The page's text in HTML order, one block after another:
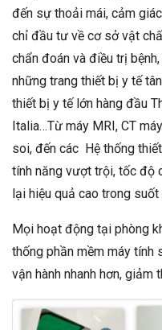
đến sự thoải mái, cảm
chỉ đầu tư về cơ sở vật
chẩn đoán và điều trị
những trang thiết bị y tế
thiết bị y tế lớn hàng đầu
Italia…Từ máy MRI, CT
soi, đến các Hệ thống
tính năng vượt trội, tốc độ
lại hiệu quả cao trong
Mọi hoạt động tại phòng
thống phần mềm máy tính
vận hành nhanh hơn,